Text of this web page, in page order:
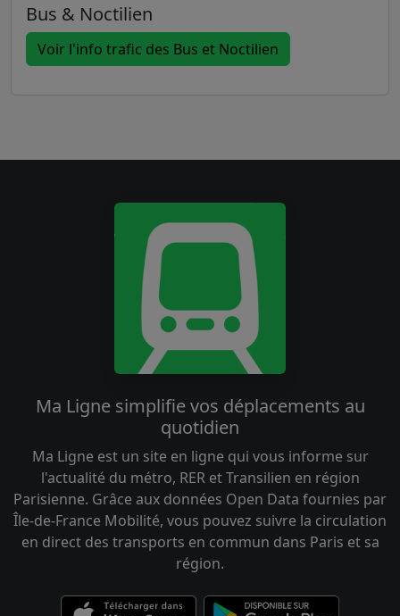
Bus & Noctilien
Voir l'info trafic des Bus et Noctilien
Ma Ligne simplifie vos déplacements au
quotidien
Ma Ligne est un site en ligne qui vous informe sur
l'actualité du métro, RER et Transilien en région
Parisienne. Grâce aux données Open Data fournies par
Île-de-France Mobilité, vous pouvez suivre la circulation
en direct des transports en commun dans Paris et sa
région.